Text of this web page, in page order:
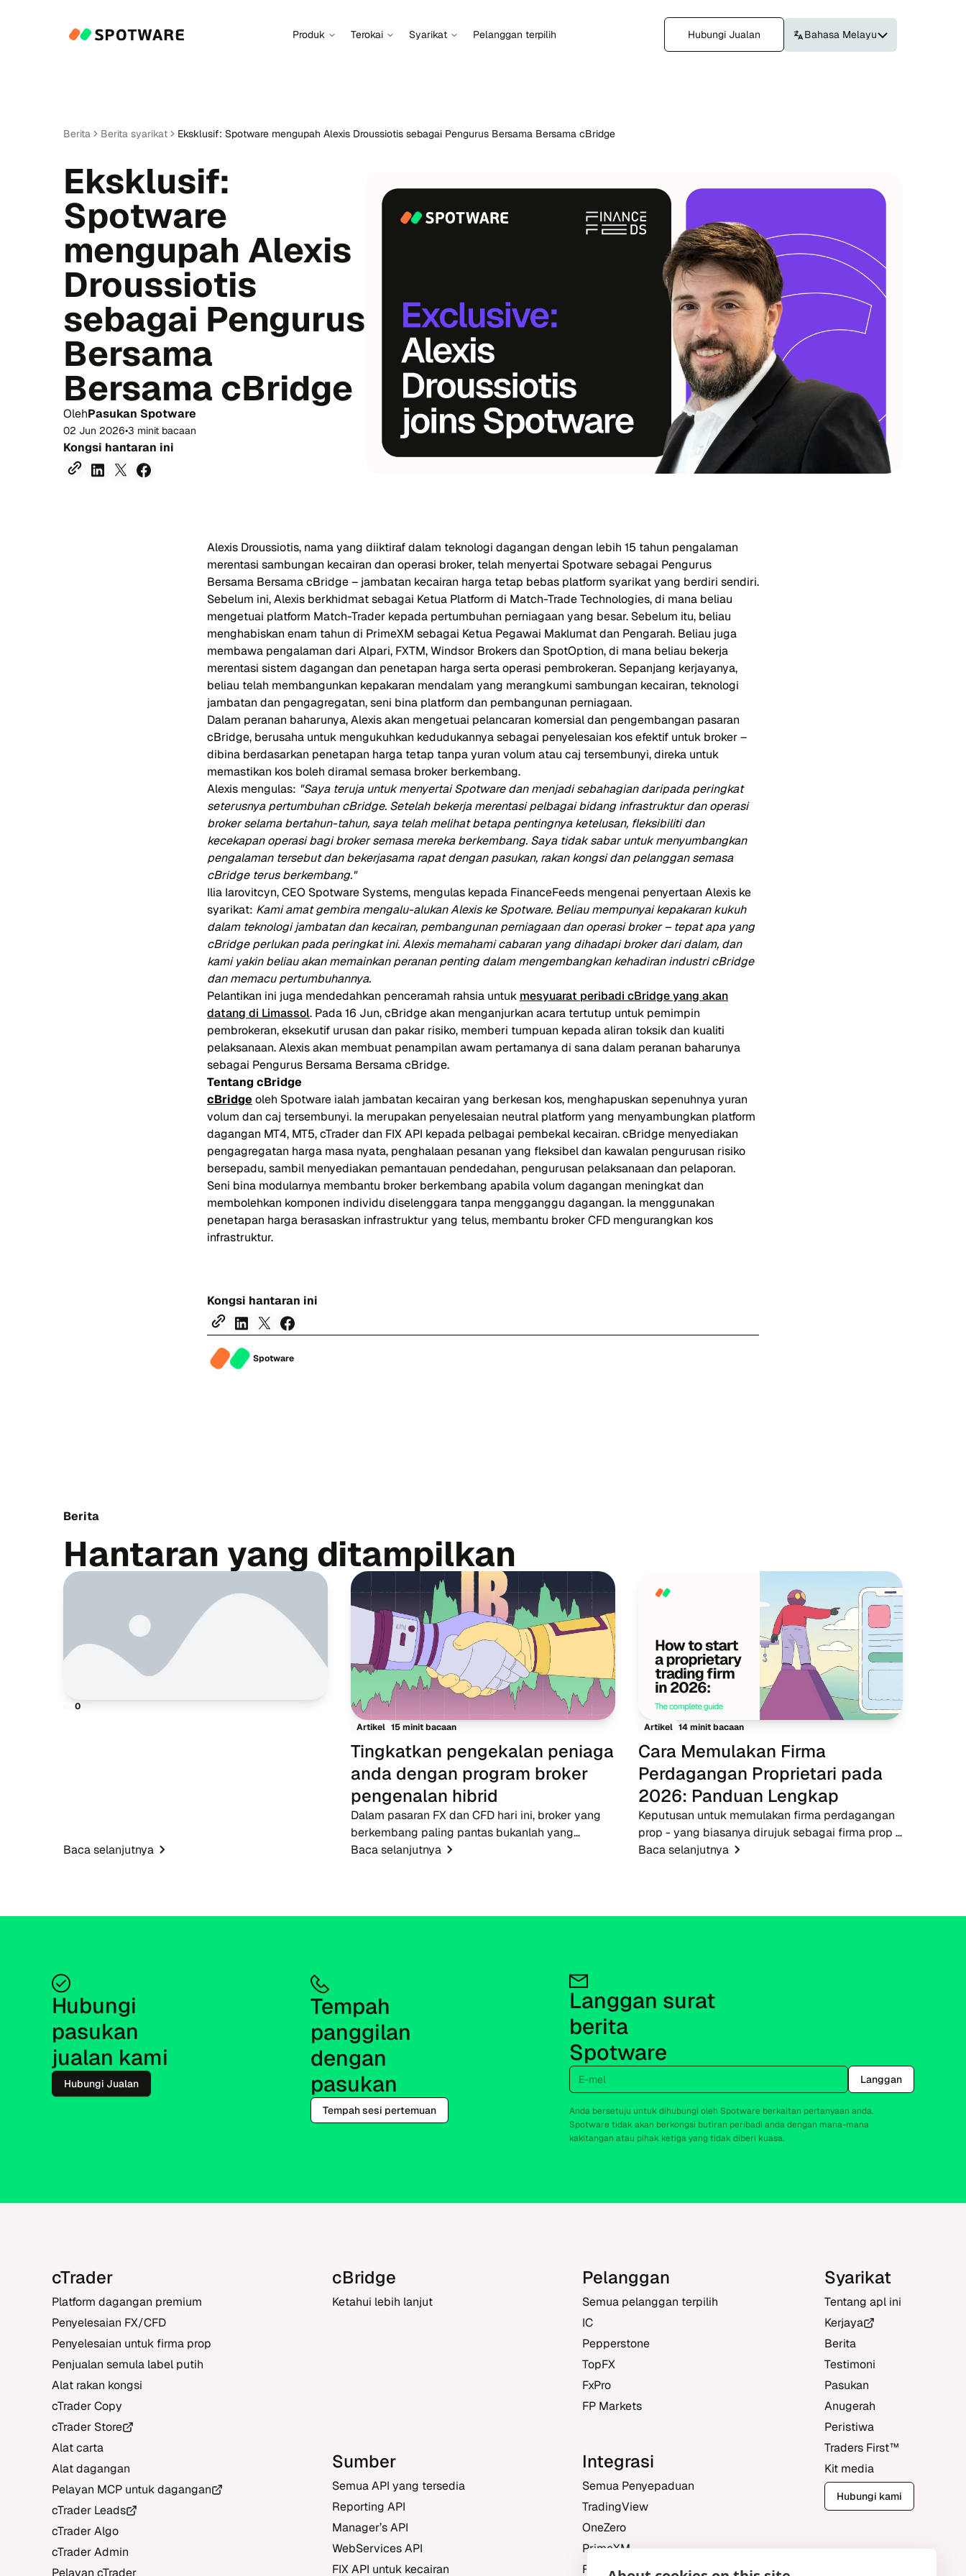
Produk Terokai Syarikat Pelanggan terpilih Hubungi Jualan Bahasa Melayu
Berita Berita syarikat Eksklusif: Spotware mengupah Alexis Droussiotis sebagai Pengurus Bersama Bersama cBridge
Eksklusif:
Spotware
mengupah Alexis
Droussiotis
sebagai Pengurus
Bersama
Bersama cBridge
OlehPasukan Spotware
02 Jun 2026•3 minit bacaan
Kongsi hantaran ini
Alexis Droussiotis, nama yang diiktiraf dalam teknologi dagangan dengan lebih 15 tahun pengalaman
merentasi sambungan kecairan dan operasi broker, telah menyertai Spotware sebagai Pengurus
Bersama Bersama cBridge – jambatan kecairan harga tetap bebas platform syarikat yang berdiri sendiri.
Sebelum ini, Alexis berkhidmat sebagai Ketua Platform di Match-Trade Technologies, di mana beliau
mengetuai platform Match-Trader kepada pertumbuhan perniagaan yang besar. Sebelum itu, beliau
menghabiskan enam tahun di PrimeXM sebagai Ketua Pegawai Maklumat dan Pengarah. Beliau juga
membawa pengalaman dari Alpari, FXTM, Windsor Brokers dan SpotOption, di mana beliau bekerja
merentasi sistem dagangan dan penetapan harga serta operasi pembrokeran. Sepanjang kerjayanya,
beliau telah membangunkan kepakaran mendalam yang merangkumi sambungan kecairan, teknologi
jambatan dan pengagregatan, seni bina platform dan pembangunan perniagaan.
Dalam peranan baharunya, Alexis akan mengetuai pelancaran komersial dan pengembangan pasaran
cBridge, berusaha untuk mengukuhkan kedudukannya sebagai penyelesaian kos efektif untuk broker –
dibina berdasarkan penetapan harga tetap tanpa yuran volum atau caj tersembunyi, direka untuk
memastikan kos boleh diramal semasa broker berkembang.
Alexis mengulas: "Saya teruja untuk menyertai Spotware dan menjadi sebahagian daripada peringkat
seterusnya pertumbuhan cBridge. Setelah bekerja merentasi pelbagai bidang infrastruktur dan operasi
broker selama bertahun-tahun, saya telah melihat betapa pentingnya ketelusan, fleksibiliti dan
kecekapan operasi bagi broker semasa mereka berkembang. Saya tidak sabar untuk menyumbangkan
pengalaman tersebut dan bekerjasama rapat dengan pasukan, rakan kongsi dan pelanggan semasa
cBridge terus berkembang."
Ilia Iarovitcyn, CEO Spotware Systems, mengulas kepada FinanceFeeds mengenai penyertaan Alexis ke
syarikat: Kami amat gembira mengalu-alukan Alexis ke Spotware. Beliau mempunyai kepakaran kukuh
dalam teknologi jambatan dan kecairan, pembangunan perniagaan dan operasi broker – tepat apa yang
cBridge perlukan pada peringkat ini. Alexis memahami cabaran yang dihadapi broker dari dalam, dan
kami yakin beliau akan memainkan peranan penting dalam mengembangkan kehadiran industri cBridge
dan memacu pertumbuhannya.
Pelantikan ini juga mendedahkan penceramah rahsia untuk mesyuarat peribadi cBridge yang akan
datang di Limassol. Pada 16 Jun, cBridge akan menganjurkan acara tertutup untuk pemimpin
pembrokeran, eksekutif urusan dan pakar risiko, memberi tumpuan kepada aliran toksik dan kualiti
pelaksanaan. Alexis akan membuat penampilan awam pertamanya di sana dalam peranan baharunya
sebagai Pengurus Bersama Bersama cBridge.
Tentang cBridge
cBridge oleh Spotware ialah jambatan kecairan yang berkesan kos, menghapuskan sepenuhnya yuran
volum dan caj tersembunyi. Ia merupakan penyelesaian neutral platform yang menyambungkan platform
dagangan MT4, MT5, cTrader dan FIX API kepada pelbagai pembekal kecairan. cBridge menyediakan
pengagregatan harga masa nyata, penghalaan pesanan yang fleksibel dan kawalan pengurusan risiko
bersepadu, sambil menyediakan pemantauan pendedahan, pengurusan pelaksanaan dan pelaporan.
Seni bina modularnya membantu broker berkembang apabila volum dagangan meningkat dan
membolehkan komponen individu diselenggara tanpa mengganggu dagangan. Ia menggunakan
penetapan harga berasaskan infrastruktur yang telus, membantu broker CFD mengurangkan kos
infrastruktur.
Kongsi hantaran ini
Spotware
Berita
Hantaran yang ditampilkan
0
Baca selanjutnya
Artikel 15 minit bacaan
Tingkatkan pengekalan peniaga
anda dengan program broker
pengenalan hibrid
Dalam pasaran FX dan CFD hari ini, broker yang
berkembang paling pantas bukanlah yang
mempunyai belanjawan iklan terbesar - mereka
Baca selanjutnya
Artikel 14 minit bacaan
Cara Memulakan Firma
Perdagangan Proprietari pada
2026: Panduan Lengkap
Keputusan untuk memulakan firma perdagangan
prop - yang biasanya dirujuk sebagai firma prop -
pada tahun 2026 menawarkan peluang yang
Baca selanjutnya
Hubungi
pasukan
jualan kami
Hubungi Jualan
Tempah
panggilan
dengan
pasukan
Tempah sesi pertemuan
Langgan surat
berita
Spotware
E-mel
Langgan
Anda bersetuju untuk dihubungi oleh Spotware berkaitan pertanyaan anda.
Spotware tidak akan berkongsi butiran peribadi anda dengan mana-mana
kakitangan atau pihak ketiga yang tidak diberi kuasa.
cTrader
Platform dagangan premium
Penyelesaian FX/CFD
Penyelesaian untuk firma prop
Penjualan semula label putih
Alat rakan kongsi
cTrader Copy
cTrader Store
Alat carta
Alat dagangan
Pelayan MCP untuk dagangan
cTrader Leads
cTrader Algo
cTrader Admin
Pelayan cTrader
cBridge
Ketahui lebih lanjut
Sumber
Semua API yang tersedia
Reporting API
Manager’s API
WebServices API
FIX API untuk kecairan
Pelanggan
Semua pelanggan terpilih
IC
Pepperstone
TopFX
FxPro
FP Markets
Integrasi
Semua Penyepaduan
TradingView
OneZero
PrimeXM
FXBO
Syarikat
Tentang apl ini
Kerjaya
Berita
Testimoni
Pasukan
Anugerah
Peristiwa
Traders First‎™‎
Kit media
Hubungi kami